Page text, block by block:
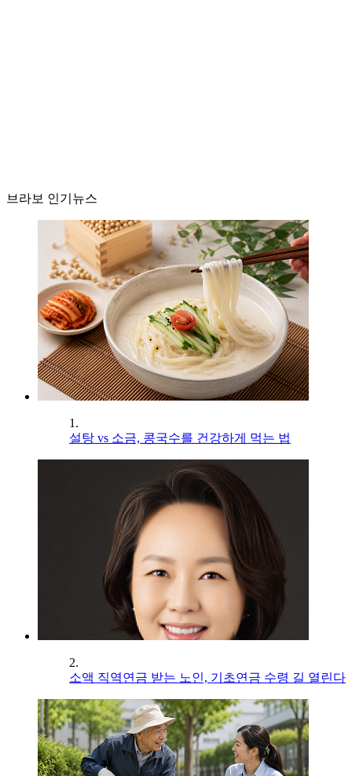
브라보 인기뉴스
1.
설탕 vs 소금, 콩국수를 건강하게 먹는 법
2.
소액 직역연금 받는 노인, 기초연금 수령 길 열린다